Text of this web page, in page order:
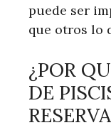
puede ser
que otros lo
¿POR
DE